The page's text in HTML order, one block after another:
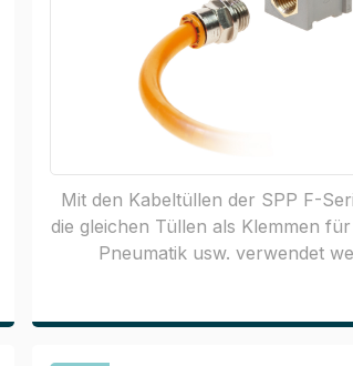
Mit den Kabeltüllen der SPP F-
die gleichen Tüllen als Klemmen
Pneumatik usw. verwendet